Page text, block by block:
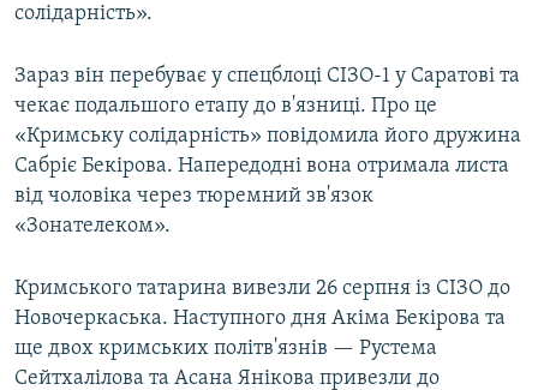
ДЕПОРТАЦІЯ
ВІДЕОУРОКИ «ELIFBE»
СВІДЧЕННЯ ОКУПАЦІЇ
УКРАЇНСЬКА ПРОБЛЕМА КРИМУ
ІНФОГРАФІКА
ЯК ОБІЙТИ БЛОКУВАННЯ
Русский
Qırımtatar
ДОЛУЧАЙСЯ!
Усі сайти RFE/RL
солідарність».
Зараз він перебуває у спецблоці СІЗО-1 у Саратові та
чекає подальшого етапу до в'язниці. Про це
«Кримську солідарність» повідомила його дружина
Сабріє Бекірова. Напередодні вона отримала листа
від чоловіка через тюремний зв'язок
«Зонателеком».
Кримського татарина вивезли 26 серпня із СІЗО до
Новочеркаська. Наступного дня Акіма Бекірова та
ще двох кримських політв'язнів — Рустема
Сейтхалілова та Асана Янікова привезли до